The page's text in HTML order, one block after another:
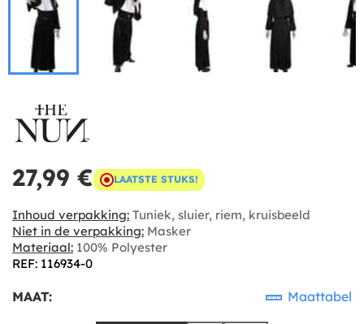
27,99 € LAATSTE STUKS!
Inhoud verpakking: Tuniek, sluier, riem, kruisbeeld
Niet in de verpakking: Masker
Materiaal: 100% Polyester
REF: 116934-0
MAAT: Maattabel